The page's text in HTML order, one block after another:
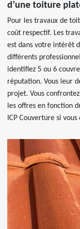
d’une toiture
Pour les travaux de
coût respectif. Les
est dans votre intérêt
différents
identifiez 5 ou 6
réputation. Vous leur
projet. Vous
les offres en fonction
ICP Couverture si